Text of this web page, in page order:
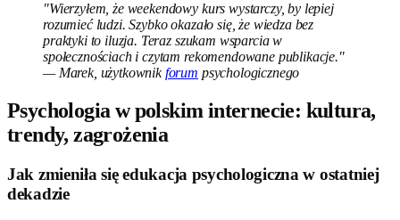
"Wierzyłem, że weekendowy kurs wystarczy, by lepiej
rozumieć ludzi. Szybko okazało się, że wiedza bez
praktyki to iluzja. Teraz szukam wsparcia w
społecznościach i czytam rekomendowane publikacje."
— Marek, użytkownikforum psychologicznego
Psychologia w polskim internecie: kultura,
trendy, zagrożenia
Jak zmieniła się edukacja psychologiczna w ostatniej
dekadzie